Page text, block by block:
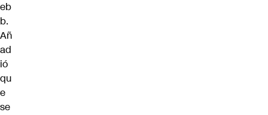
eb
b.
Añ
ad
ió
qu
e
se